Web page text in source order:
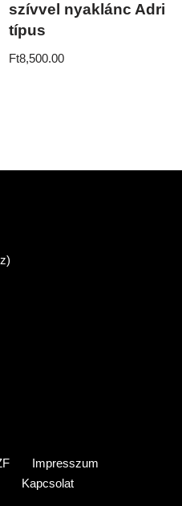
szívvel nyaklánc Adri
típus
Ft8,500.00
Impresszum
Kapcsolat